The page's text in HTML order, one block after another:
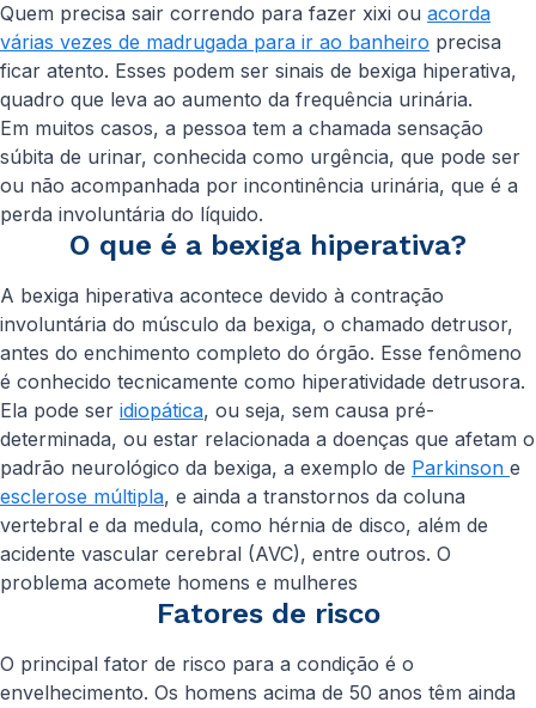
Quem precisa sair correndo para fazer xixi ou acorda
várias vezes de madrugada para ir ao banheiro precisa
ficar atento. Esses podem ser sinais de bexiga hiperativa,
quadro que leva ao aumento da frequência urinária.
Em muitos casos, a pessoa tem a chamada sensação
súbita de urinar, conhecida como urgência, que pode ser
ou não acompanhada por incontinência urinária, que é a
perda involuntária do líquido.
O que é a bexiga hiperativa?
A bexiga hiperativa acontece devido à contração
involuntária do músculo da bexiga, o chamado detrusor,
antes do enchimento completo do órgão. Esse fenômeno
é conhecido tecnicamente como hiperatividade detrusora.
Ela pode ser idiopática, ou seja, sem causa pré-
determinada, ou estar relacionada a doenças que afetam o
padrão neurológico da bexiga, a exemplo de Parkinson e
esclerose múltipla, e ainda a transtornos da coluna
vertebral e da medula, como hérnia de disco, além de
acidente vascular cerebral (AVC), entre outros. O
problema acomete homens e mulheres
Fatores de risco
O principal fator de risco para a condição é o
envelhecimento. Os homens acima de 50 anos têm ainda